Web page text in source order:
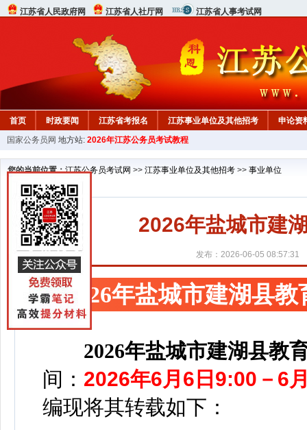
江苏省人民政府网 江苏省人社厅网 江苏省人事考试网
首页 时政要闻 江苏省考报名 江苏事业单位及其他招考
申论资
国家公务员网 地方站: 2026年江苏公务员考试教程
您的当前位置：江苏公务员考试网 >> 江苏事业单位及其他招考 >> 事业单位
2026年盐城市建
发布：2026-06-05 08:57:31
2026年盐城市建湖县
2026年盐城市建湖县教
间： 2026年6月6日9:00－6
编现将其转载如下：